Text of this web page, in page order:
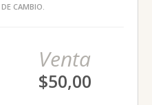
CAMBIO.
Venta
$50,00